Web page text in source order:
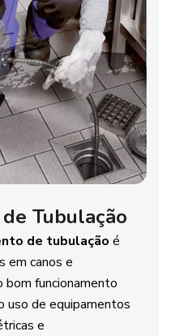
Tubulação
de tubulação é
em canos e
bom funcionamento
uso de equipamentos
e